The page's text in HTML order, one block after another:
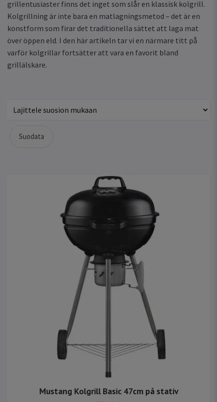
grillentusiaster finns det inget som slår en klassisk kolgrill.
Kolgrillning är inte bara en matlagningsmetod – det är en
konstform som firar det traditionella sättet att laga mat
över öppen eld. I den här artikeln tar vi en närmare titt på
varför kolgrillar fortsätter att vara en favorit bland
grillälskare.
Suodata
Mustang Kolgrill Basic 47cm på stativ